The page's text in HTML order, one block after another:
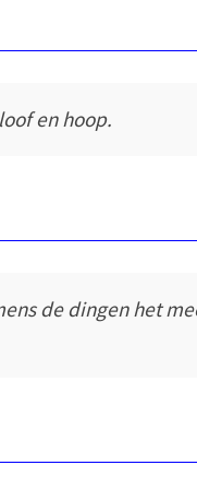
en hoop.
de dingen het